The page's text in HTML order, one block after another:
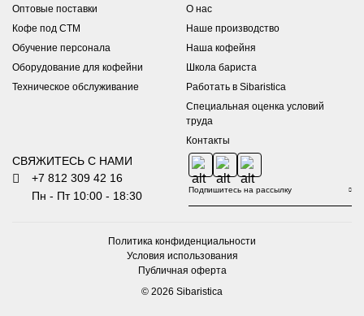
Оптовые поставки
Кофе под СТМ
Обучение персонала
Оборудование для кофейни
Техническое обслуживание
О нас
Наше производство
Наша кофейня
Школа бариста
Работать в Sibaristica
Специальная оценка условий
труда
Контакты
СВЯЖИТЕСЬ С НАМИ
+7 812 309 42 16
Пн - Пт 10:00 - 18:30
© 2026 Sibaristica
Политика конфиденциальности
Условия использования
Публичная оферта